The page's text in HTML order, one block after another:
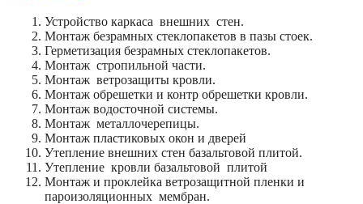
Устройство каркаса внешних стен.
Монтаж безрамных стеклопакетов в пазы стоек.
Герметизация безрамных стеклопакетов.
Монтаж стропильной части.
Монтаж ветрозащиты кровли.
Монтаж обрешетки и контр обрешетки кровли.
Монтаж водосточной системы.
Монтаж металлочерепицы.
Монтаж пластиковых окон и дверей
Утепление внешних стен базальтовой плитой.
Утепление кровли базальтовой плитой
Монтаж и проклейка ветрозащитной пленки и
пароизоляционных мембран.